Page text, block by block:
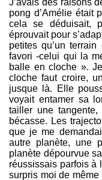
J’avais des raisons
pong d’Amélie était
cela se déduisait,
éprouvait pour
petites qu’un
favori -celui qui la
balle en cloche ».
cloche faut croire,
jusque là. Elle
voyait entamer sa
tailler une
bécasse. Les
que je me
autre planète, une
planète dépourvue
réussissais parfois à
surpris moi de même